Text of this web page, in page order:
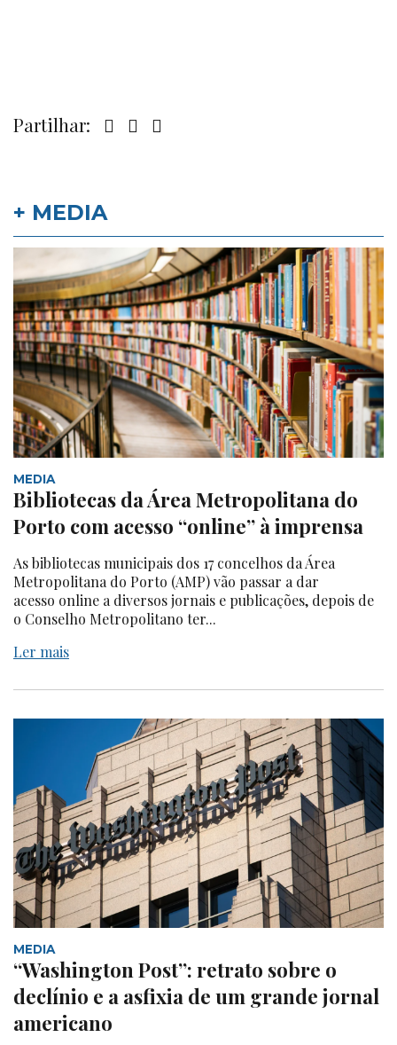
Partilhar:
+ MEDIA
MEDIA
Bibliotecas da Área Metropolitana do
Porto com acesso “online” à imprensa
As bibliotecas municipais dos 17 concelhos da Área
Metropolitana do Porto (AMP) vão passar a dar
acesso online a diversos jornais e publicações, depois de
o Conselho Metropolitano ter...
Ler mais
MEDIA
“Washington Post”: retrato sobre o
declínio e a asfixia de um grande jornal
americano